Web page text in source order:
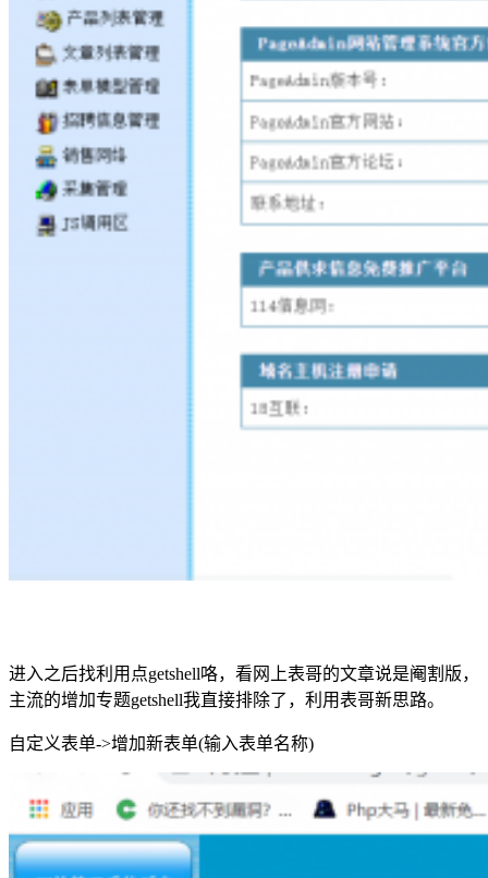
进入之后找利用点getshell咯，看网上表哥的文章说是阉割版，
主流的增加专题getshell我直接排除了，利用表哥新思路。
自定义表单->增加新表单(输入表单名称)